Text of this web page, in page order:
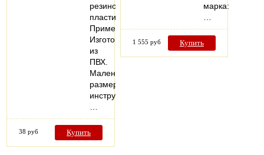
резино-
пластик.
Применение:
Изготовлен
из
ПВХ.
Маленький
размер
инструмента,
38 руб Купить
марка:
1 555 руб Купить